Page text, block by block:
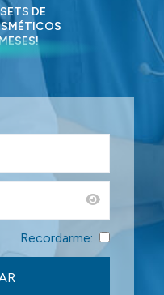
DE
Recordarme: